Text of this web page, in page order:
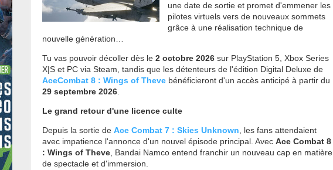
une date de sortie et promet d'emmener les
pilotes virtuels vers de nouveaux sommets
grâce à une réalisation technique de
nouvelle génération…
Tu vas pouvoir décoller dès le 2 octobre 2026 sur PlayStation 5, Xbox Series
X|S et PC via Steam, tandis que les détenteurs de l'édition Digital Deluxe de
AceCombat 8 : Wings of Theve bénéficieront d'un accès anticipé à partir du
29 septembre 2026
Le grand retour d'une licence culte
Depuis la sortie de Ace Combat 7 : Skies Unknown , les fans attendaient
avec impatience l'annonce d'un nouvel épisode principal. Avec Ace Combat 8
: Wings of Theve , Bandai Namco entend franchir un nouveau cap en matière
de spectacle et d'immersion.